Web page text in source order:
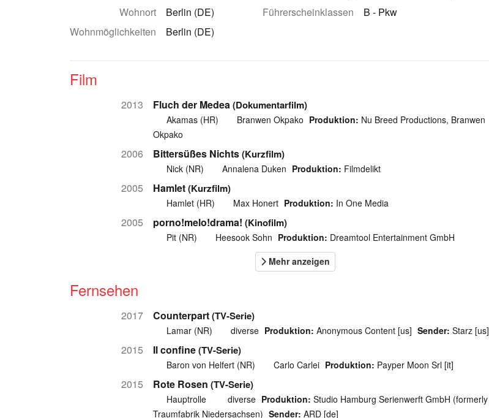
Wohnort
Berlin (DE)
Wohnmöglichkeiten
Berlin (DE)
Führerscheinklassen
B - Pkw
Film
2013 Fluch der Medea(Dokumentarfilm)
Akamas (HR) Branwen Okpako Produktion: Nu Breed Productions, Branwen
Okpako
2006 Bittersüßes Nichts(Kurzfilm)
Nick (NR) Annalena Duken Produktion: Filmdelikt
2005 Hamlet(Kurzfilm)
Hamlet (HR) Max Honert Produktion: In One Media
2005 porno!melo!drama! (Kinofilm)
Pit (NR) Heesook Sohn Produktion: Dreamtool Entertainment GmbH
Fernsehen
2017 Counterpart(TV-Serie)
Lamar (NR) diverse Produktion: Anonymous Content [us] Sender: Starz [us]
2015 Il confine(TV-Serie)
Baron von Helfert (NR) Carlo Carlei Produktion: Payper Moon Srl [it]
2015 Rote Rosen (TV-Serie)
Hauptrolle diverse Produktion: Studio Hamburg Serienwerft GmbH (formerly
Traumfabrik Niedersachsen) Sender: ARD [de]